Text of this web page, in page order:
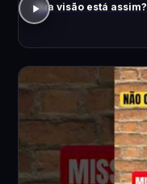
Sua visão está